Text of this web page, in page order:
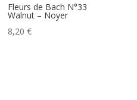
Fleurs de Bach N°33
Walnut – Noyer
8,20€